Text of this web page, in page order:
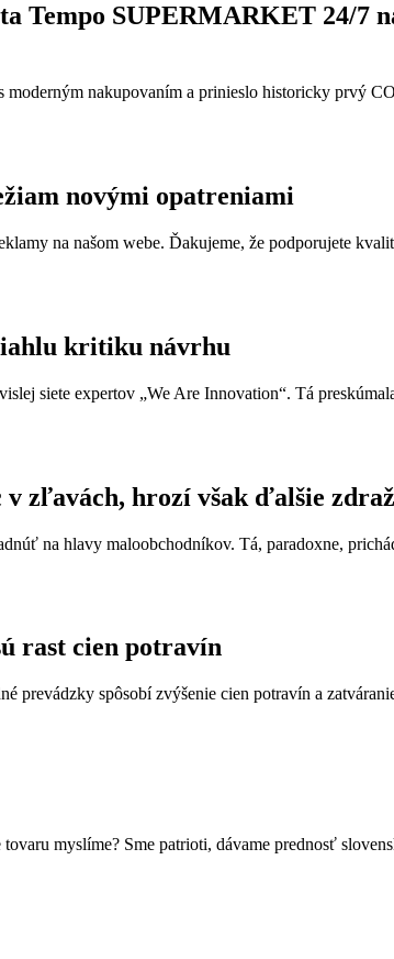
Tempo SUPERMARKET 24/7
nakupovaním a prinieslo historicky prvý
novými opatreniami
na našom webe. Ďakujeme, že podporujete
kritiku návrhu
siete expertov „We Are Innovation“. Tá
zľavách, hrozí však ďalšie
na hlavy maloobchodníkov. Tá, paradoxne,
rast cien potravín
prevádzky spôsobí zvýšenie cien potravín a
myslíme? Sme patrioti, dávame prednosť